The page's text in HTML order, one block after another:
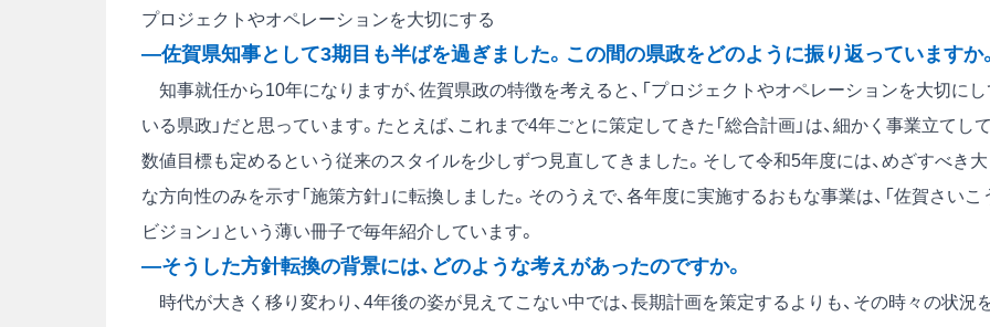
プロジェクトやオペレーションを大切にする
―佐賀県知事として3期目も半ばを過ぎました。この間の県政をどのように振り返っていますか。
知事就任から10年になりますが、佐賀県政の特徴を考えると、「プロジェクトやオペレーションを大切にし
いる県政」だと思っています。たとえば、これまで4年ごとに策定してきた「総合計画」は、細かく事業立てして
数値目標も定めるという従来のスタイルを少しずつ見直してきました。そして令和5年度には、めざすべき大
な方向性のみを示す「施策方針」に転換しました。そのうえで、各年度に実施するおもな事業は、「佐賀さいこ
ビジョン」という薄い冊子で毎年紹介しています。
―そうした方針転換の背景には、どのような考えがあったのですか。
時代が大きく移り変わり、4年後の姿が見えてこない中では、長期計画を策定するよりも、その時々の状況